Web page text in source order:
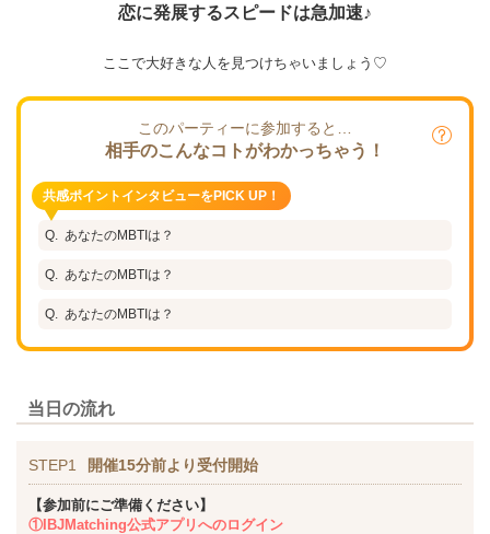
恋に発展するスピードは急加速♪
ここで大好きな人を見つけちゃいましょう♡
このパーティーに参加すると…
相手のこんなコトがわかっちゃう！
共感ポイントインタビューをPICK UP！
あなたのMBTIは？
あなたのMBTIは？
あなたのMBTIは？
当日の流れ
STEP1 開催15分前より受付開始
【参加前にご準備ください】
①IBJMatching公式アプリへのログイン